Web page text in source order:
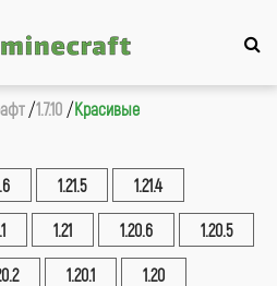
1.7.10 Красивые
1.21.5 1.21.4
1.21 1.20.6 1.20.5
1.20.1 1.20